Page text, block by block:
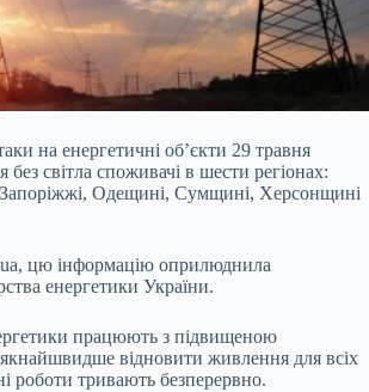
на енергетичні об’єкти 29 травня
без світла споживачі в шести регіонах:
Одещині, Сумщині, Херсонщині
цю інформацію оприлюднила
енергетики України.
працюють з підвищеною
відновити живлення для всіх
роботи тривають безперервно.